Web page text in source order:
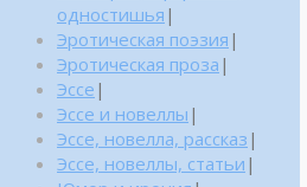
одностишья |
Эротическая поэзия |
Эротическая проза |
Эссе |
Эссе и новеллы |
Эссе, новелла, рассказ |
Эссе, новеллы, статьи |